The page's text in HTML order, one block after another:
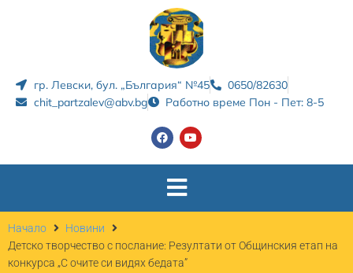
гр. Левски, бул. „България“ №45
0650/82630
chit_partzalev@abv.bg
Работно време Пон - Пет: 8-5
Начало
Новини
Детско творчество с послание: Резултати от Общинския етап на
конкурса „С очите си видях бедата”